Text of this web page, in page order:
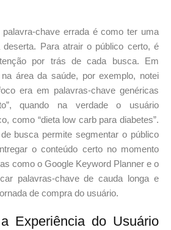
palavra-chave errada é como ter uma
deserta. Para atrair o público certo, é
por trás de cada busca. Em
área da saúde, por exemplo, notei
era em palavras-chave genéricas
quando na verdade o usuário
como “dieta low carb para diabetes”.
busca permite segmentar o público
o conteúdo certo no momento
como o Google Keyword Planner e o
palavras-chave de cauda longa e
de compra do usuário.
Experiência do Usuário